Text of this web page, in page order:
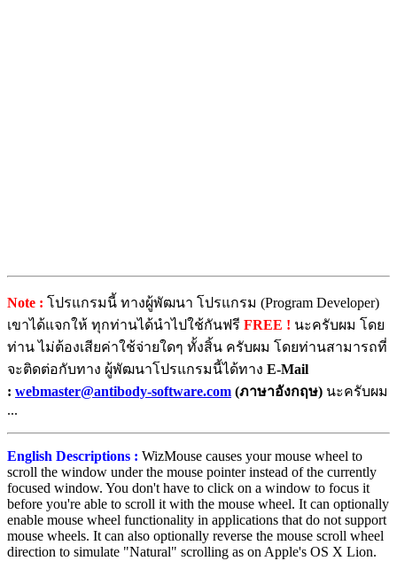
Note : โปรแกรมนี้ ทางผู้พัฒนา โปรแกรม (Program Developer)
เขาได้แจกให้ ทุกท่านได้นำไปใช้กันฟรี FREE ! นะครับผม โดย
ท่าน ไม่ต้องเสียค่าใช้จ่ายใดๆ ทั้งสิ้น ครับผม โดยท่านสามารถที่
จะติดต่อกับทาง ผู้พัฒนาโปรแกรมนี้ได้ทาง E-Mail
: webmaster@antibody-software.com (ภาษาอังกฤษ) นะครับผม
...
English Descriptions : WizMouse causes your mouse wheel to
scroll the window under the mouse pointer instead of the currently
focused window. You don't have to click on a window to focus it
before you're able to scroll it with the mouse wheel. It can optionally
enable mouse wheel functionality in applications that do not support
mouse wheels. It can also optionally reverse the mouse scroll wheel
direction to simulate "Natural" scrolling as on Apple's OS X Lion.